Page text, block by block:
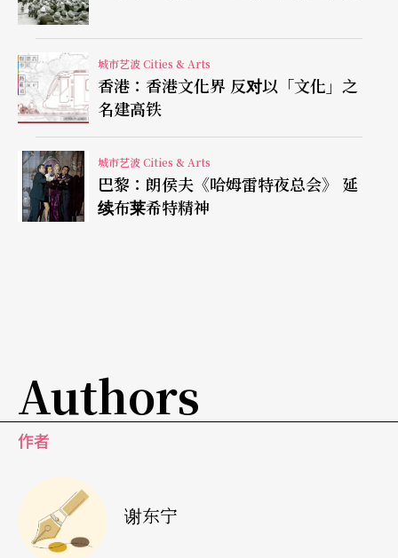
大师的创作影响后世，但却不一定能（需要？）模
仿或复制。法国两位九○年代「不跳舞」（non-da
nse）世代晚辈，无畏康宁汉留下的巨大身影，大开
前辈的玩笑。
两个「不跳舞」世代与大师的对话
尚未满四十岁的编舞家波依．夏玛德，原先是巴黎
本次的作品《舞蹈五十年》，根据一本于二○○二
年出版的同名专书Merce Cunningham, un demi-si
ècle de danse
满头白发的老太太。演出时舞台乐池放上该书，舞
者依书页年代顺序，模仿其历史照片跳舞。当然，
城市艺波 Cities & Arts
香港：香港文化界 反对以「文化」之
名建高铁
城市艺波 Cities & Arts
巴黎：朗侯夫《哈姆雷特夜总会》 延
续布莱希特精神
Authors
作者
谢东宁